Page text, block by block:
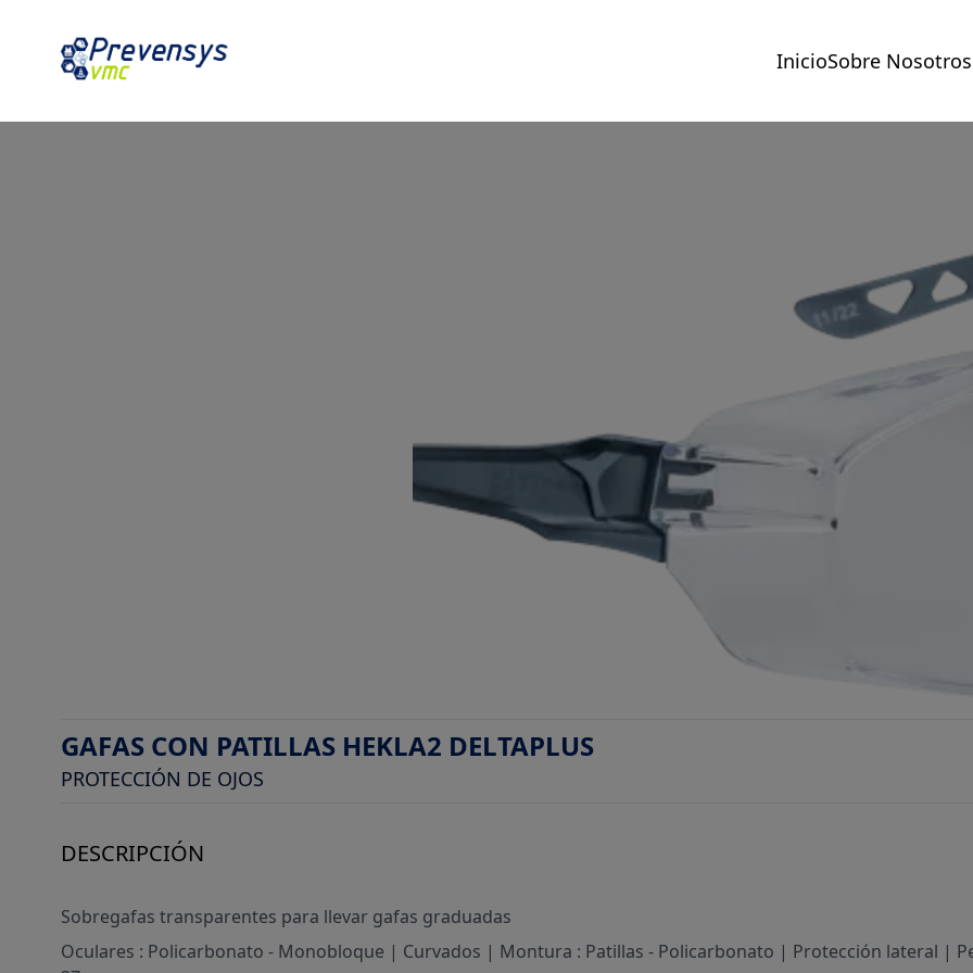
InicioSobre Nosotros
GAFAS CON PATILLAS HEKLA2 DELTAPLUS
PROTECCIÓN DE OJOS
DESCRIPCIÓN
Sobregafas transparentes para llevar gafas graduadas
Oculares : Policarbonato - Monobloque | Curvados | Montura : Patillas - Policarbonato | Protección lateral |